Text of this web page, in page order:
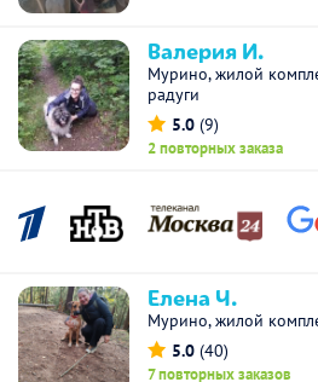
Валерия И.
Мурино, жилой
радуги
5.0 (9)
2 повторных заказа
Елена Ч.
Мурино, жилой
5.0 (40)
7 повторных заказов